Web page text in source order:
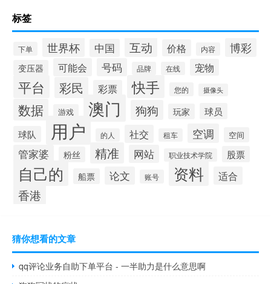
标签
下单 世界杯 中国 互动 价格 内容 博彩
变压器 可能会 号码 品牌 在线 宠物
平台 彩民 彩票 快手 您的 摄像头
数据 游戏 澳门 狗狗 玩家
球员
球队
用户 的人 社交 租车 空调 空间
管家婆 粉丝 精准 网站 职业技术学院 股票
自己的 船票 论文 账号 资料 适合
香港
猜你想看的文章
qq评论业务自助下单平台 - 一半助力是什么意思啊